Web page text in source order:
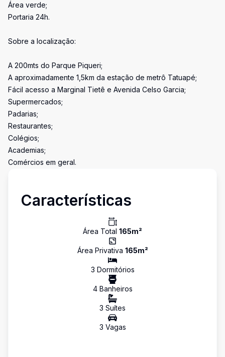
Área verde;
Portaria 24h.
Sobre a localização:
A 200mts do Parque Piqueri;
A aproximadamente 1,5km da estação de metrô Tatuapé;
Fácil acesso a Marginal Tietê e Avenida Celso Garcia;
Supermercados;
Padarias;
Restaurantes;
Colégios;
Academias;
Comércios em geral.
Características
Área Total 165m²
Área Privativa 165m²
3 Dormitórios
4Banheiros
3 Suítes
3 Vagas